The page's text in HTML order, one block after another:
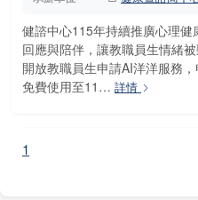
健諮中心115年持續推廣心理
回應與陪伴，讓教職員生情緒
開放教職員生申請AI洋洋服務
免費使用至11… 詳情
1